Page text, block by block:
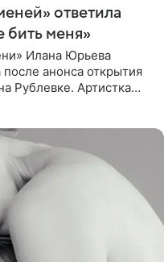
ответила
бить меня»
Илана Юрьева
после анонса открытия
Рублевке. Артистка